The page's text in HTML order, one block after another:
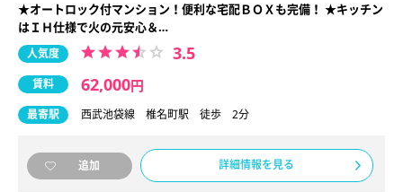
★オートロック付マンション！便利な宅配ＢＯＸも完備！ ★キッチン
はＩＨ仕様で火の元安心＆…
人気度 3.5
賃料 62,000円
最寄駅 西武池袋線 椎名町駅 徒歩 2分
追加 詳細情報を見る